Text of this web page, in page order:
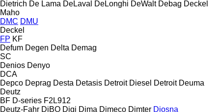
Dietrich De Lama DeLaval DeLonghi DeWalt Debag Deckel
Maho
DMC DMU
Deckel
FP KF
Defum Degen Delta Demag
SC
Denios Denyo
DCA
Depco Deprag Desta Detasis Detroit Diesel Detroit Deuma
Deutz
BF D-series F2L912
Deutz-Fahr DiBO Digi Dima Dimeco Dimter Diosna